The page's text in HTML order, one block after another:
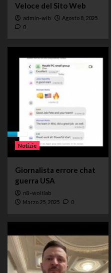
Veloce del Sito Web
admin-wlb Agosto 8, 2025
0
Notizie
Giornalista errore chat
guerra USA
n8-woltlab
Marzo 25, 2025 0